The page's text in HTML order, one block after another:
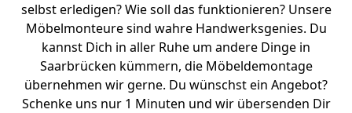
selbst erledigen? Wie soll das funktionieren? Unsere
Möbelmonteure sind wahre Handwerksgenies. Du
kannst Dich in aller Ruhe um andere Dinge in
Saarbrücken kümmern, die Möbeldemontage
übernehmen wir gerne. Du wünschst ein Angebot?
Schenke uns nur 1 Minuten und wir übersenden Dir